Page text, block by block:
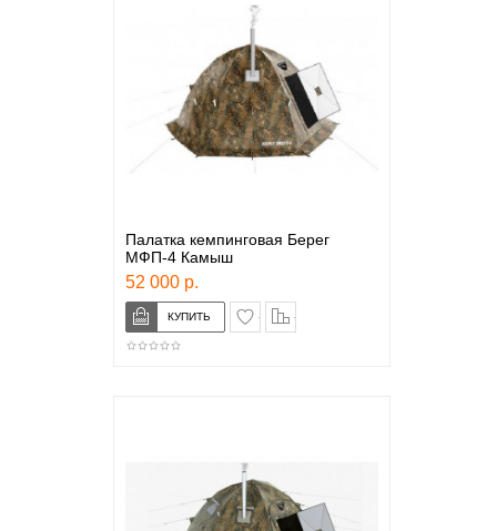
Палатка кемпинговая Берег
МФП-4 Камыш
52 000 р.
в закладки